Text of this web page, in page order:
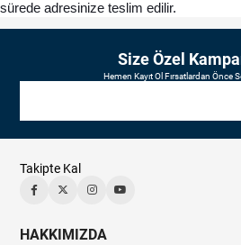
sürede adresinize teslim edilir.
Size Özel
Hemen Kayıt Ol Fırsatlardan Önce
Takipte Kal
HAKKIMIZDA